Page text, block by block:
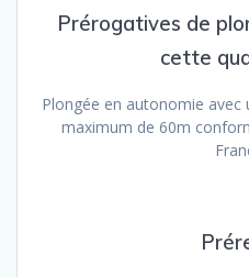
Prérogatives de
cette
Plongée en autonomie
maximum de 60m